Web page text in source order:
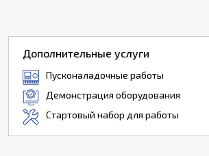
Дополнительные услуги
Пусконаладочные работы
Демонстрация оборудования
Стартовый набор для работы